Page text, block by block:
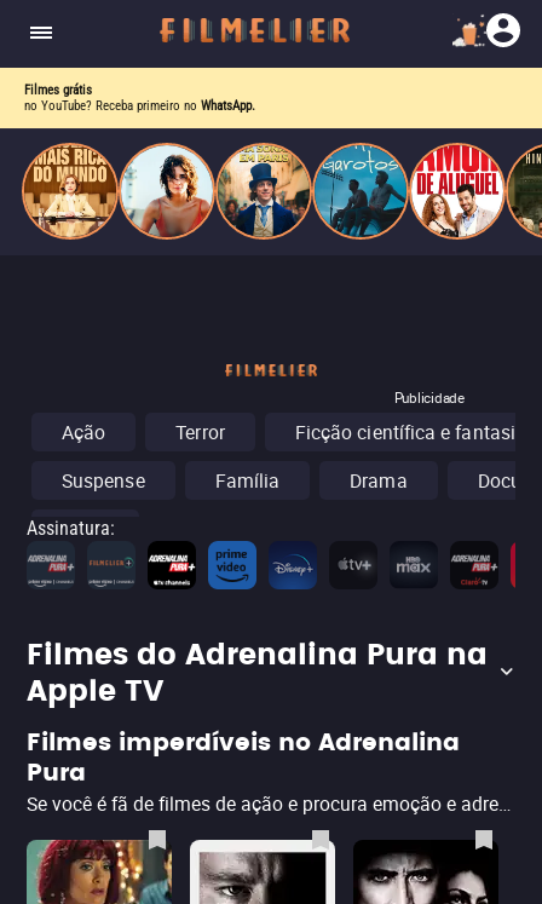
Filmes grátis
no YouTube? Receba primeiro no WhatsApp.
Publicidade
Ação Terror
Ficção científica e fantasia
Suspense
Família Drama
Show
Assinatura:
Filmes do Adrenalina Pura na
Apple TV
Filmes imperdíveis no Adrenalina
Pura
Se você é fã de filmes de ação e procura emoção e adrenalina sem sair de casa, o Adrenalina Pura é o lugar certo para você! Abaixo, selecionamos alguns filmes para você curtir no canal no Prime Video, no streaming Apple TV+ e na Claro TV+. Dos clássicos do gênero aos lançamentos recentes, esses filmes disponíveis online irão satisfazer sua sede de aventura e diversão. Clique aqui para saber mais sobre o Adrenalina Pura.
do
Mundo